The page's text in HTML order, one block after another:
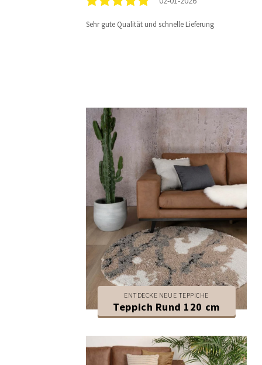
Sehr gute Qualität und schnelle Lieferung
ENTDECKE NEUE TEPPICHE
Teppich Rund 120 cm